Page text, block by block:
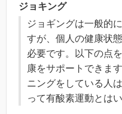
ジョキング
ジョギングは一般的
すが、個人の健康状
必要です。以下の点
康をサポートできま
ニングをしている人
って有酸素運動とは